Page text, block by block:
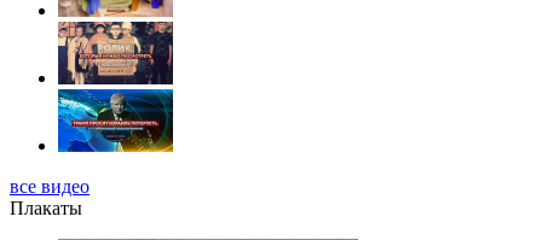
все видео
Плакаты